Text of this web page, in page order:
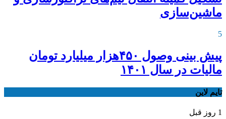
ماشین‌سازی
5
پیش بینی وصول ۴۵۰هزار میلیارد تومان
مالیات در سال ۱۴۰۱
تایم لاین
1 روز قبل